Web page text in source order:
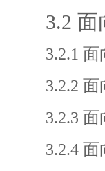
3.2
3.2.1
3.2.2
3.2.3
3.2.4